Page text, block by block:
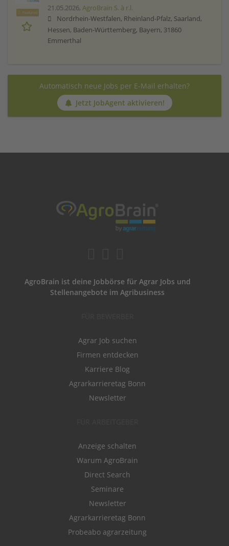
Featured
21.05.2026, AgroBrain S. à r.l.
Nordrhein-Westfalen, Rheinland-Pfalz, Saarland,
Hessen, Baden-Württemberg, Bayern, 31860
Emmerthal
Automatisch neue Jobs per E-Mail erhalten?
Jetzt JobAgent aktivieren!
AgroBrain ist deine Jobbörse für Agrar Jobs und
Stellenangebote im Agribusiness
Agrar Job suchen
Firmen entdecken
Karriere Blog
Agrarkarrieretag Bonn
Newsletter
Anzeige schalten
Warum AgroBrain
Direct Search
Seminare
Newsletter
Agrarkarrieretag Bonn
Probeabo agrarzeitung